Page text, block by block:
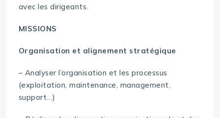
avec les dirigeants.
MISSIONS
Organisation et alignement stratégique
– Analyser l’organisation et les processus
(exploitation, maintenance, management,
support…)